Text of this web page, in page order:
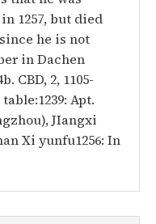
1257, but died
he is not
in Dachen
CBD, 2, 1105-
Apt.
JIangxi
Xi yunfu1256: In